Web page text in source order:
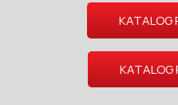
KATALOG
KATALOG